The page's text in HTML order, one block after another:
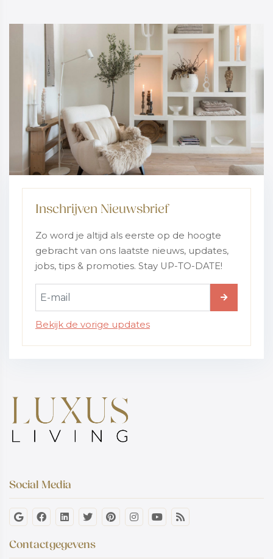
Inschrijven Nieuwsbrief
Zo word je altijd als eerste op de hoogte
gebracht van ons laatste nieuws, updates,
jobs, tips & promoties. Stay UP-TO-DATE!
Bekijk de vorige updates
Social Media
Contactgegevens